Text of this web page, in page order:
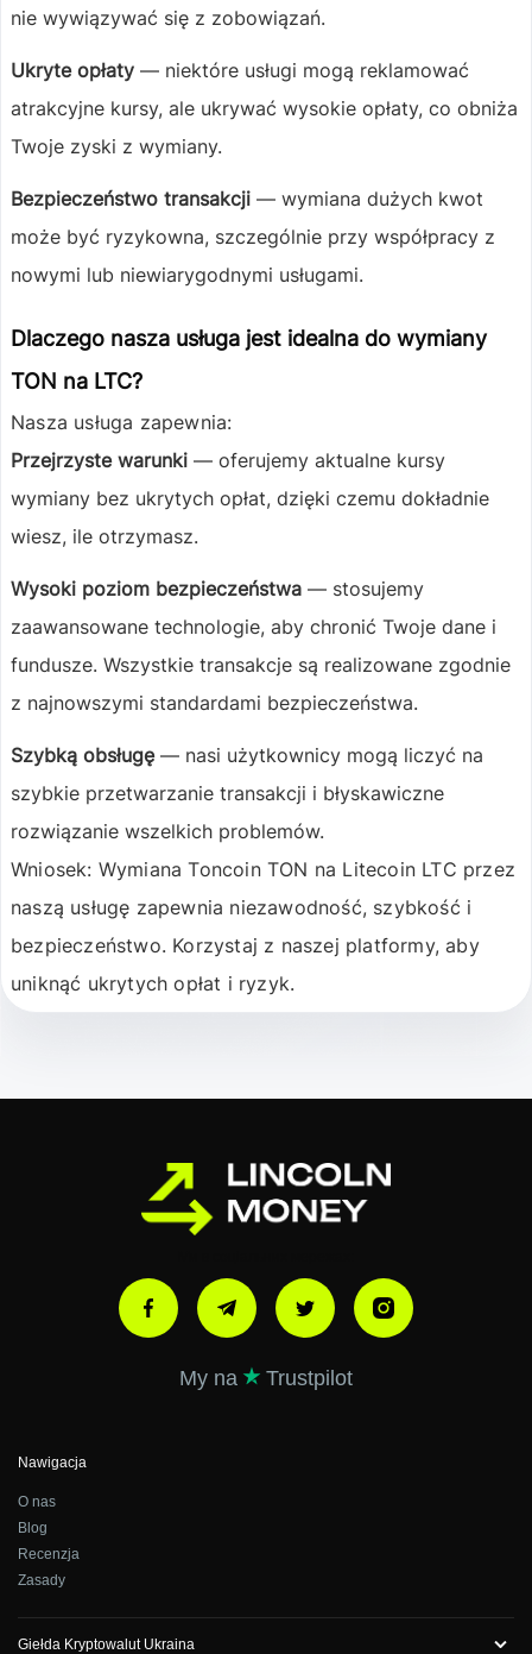
nie wywiązywać się z zobowiązań.
Ukryte opłaty — niektóre usługi mogą reklamować
atrakcyjne kursy, ale ukrywać wysokie opłaty, co obniża
Twoje zyski z wymiany.
Bezpieczeństwo transakcji — wymiana dużych kwot
może być ryzykowna, szczególnie przy współpracy z
nowymi lub niewiarygodnymi usługami.
Dlaczego nasza usługa jest idealna do wymiany
TON na LTC?
Nasza usługa zapewnia:
Przejrzyste warunki — oferujemy aktualne kursy
wymiany bez ukrytych opłat, dzięki czemu dokładnie
wiesz, ile otrzymasz.
Wysoki poziom bezpieczeństwa — stosujemy
zaawansowane technologie, aby chronić Twoje dane i
fundusze. Wszystkie transakcje są realizowane zgodnie
z najnowszymi standardami bezpieczeństwa.
Szybką obsługę— nasi użytkownicy mogą liczyć na
szybkie przetwarzanie transakcji i błyskawiczne
rozwiązanie wszelkich problemów.
Wniosek: Wymiana Toncoin TON na Litecoin LTC przez
naszą usługę zapewnia niezawodność, szybkość i
bezpieczeństwo. Korzystaj z naszej platformy, aby
uniknąć ukrytych opłat i ryzyk.
My na Trustpilot
Nawigacja
O nas
Blog
Recenzja
Zasady
Giełda Kryptowalut Ukraina